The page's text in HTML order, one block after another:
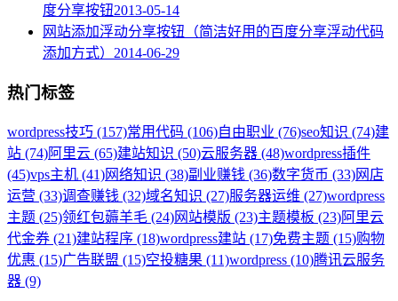
度分享按钮2013-05-14
网站添加浮动分享按钮（简洁好用的百度分享浮动代码
添加方式） 2014-06-29
热门标签
wordpress技巧 (157)常用代码 (106)自由职业 (76)seo知识 (74)建
站 (74)阿里云 (65)建站知识 (50)云服务器 (48)wordpress插件
(45)vps主机 (41)网络知识 (38)副业赚钱 (36)数字货币 (33)网店
运营 (33)调查赚钱 (32)域名知识 (27)服务器运维 (27)wordpress
主题 (25)领红包薅羊毛 (24)网站模版 (23)主题模板 (23)阿里云
代金券 (21)建站程序 (18)wordpress建站 (17)免费主题 (15)购物
优惠 (15)广告联盟 (15)空投糖果 (11)wordpress (10)腾讯云服务
器 (9)